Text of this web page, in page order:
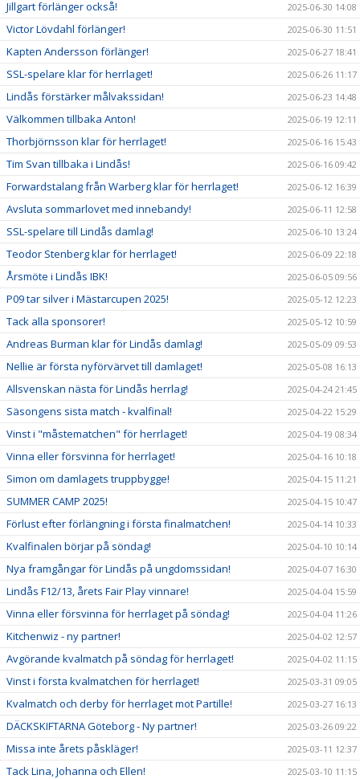
Jillgart förlänger också! 2025-06-30 14:08
Victor Lövdahl förlänger! 2025-06-30 11:51
Kapten Andersson förlänger! 2025-06-27 18:41
SSL-spelare klar för herrlaget! 2025-06-26 11:17
Lindås förstärker målvakssidan! 2025-06-23 14:48
Välkommen tillbaka Anton! 2025-06-19 12:11
Thorbjörnsson klar för herrlaget! 2025-06-16 15:43
Tim Svan tillbaka i Lindås! 2025-06-16 09:42
Forwardstalang från Warberg klar för herrlaget! 2025-06-12 16:39
Avsluta sommarlovet med innebandy! 2025-06-11 12:58
SSL-spelare till Lindås damlag! 2025-06-10 13:24
Teodor Stenberg klar för herrlaget! 2025-06-09 22:18
Årsmöte i Lindås IBK! 2025-06-05 09:56
P09 tar silver i Mästarcupen 2025! 2025-05-12 12:23
Tack alla sponsorer! 2025-05-12 10:59
Andreas Burman klar för Lindås damlag! 2025-05-09 09:53
Nellie är första nyförvärvet till damlaget! 2025-05-08 16:13
Allsvenskan nästa för Lindås herrlag! 2025-04-24 21:45
Säsongens sista match - kvalfinal! 2025-04-22 15:29
Vinst i "måstematchen" för herrlaget! 2025-04-19 08:34
Vinna eller försvinna för herrlaget! 2025-04-16 10:18
Simon om damlagets truppbygge! 2025-04-15 11:21
SUMMER CAMP 2025! 2025-04-15 10:47
Förlust efter förlängning i första finalmatchen! 2025-04-14 10:33
Kvalfinalen börjar på söndag! 2025-04-10 10:14
Nya framgångar för Lindås på ungdomssidan! 2025-04-07 16:30
Lindås F12/13, årets Fair Play vinnare! 2025-04-04 15:59
Vinna eller försvinna för herrlaget på söndag! 2025-04-04 11:26
Kitchenwiz - ny partner! 2025-04-02 12:57
Avgörande kvalmatch på söndag för herrlaget! 2025-04-02 11:15
Vinst i första kvalmatchen för herrlaget! 2025-03-31 09:05
Kvalmatch och derby för herrlaget mot Partille! 2025-03-27 16:13
DÄCKSKIFTARNA Göteborg - Ny partner! 2025-03-26 09:22
Missa inte årets påskläger! 2025-03-11 12:37
Tack Lina, Johanna och Ellen! 2025-03-10 11:15